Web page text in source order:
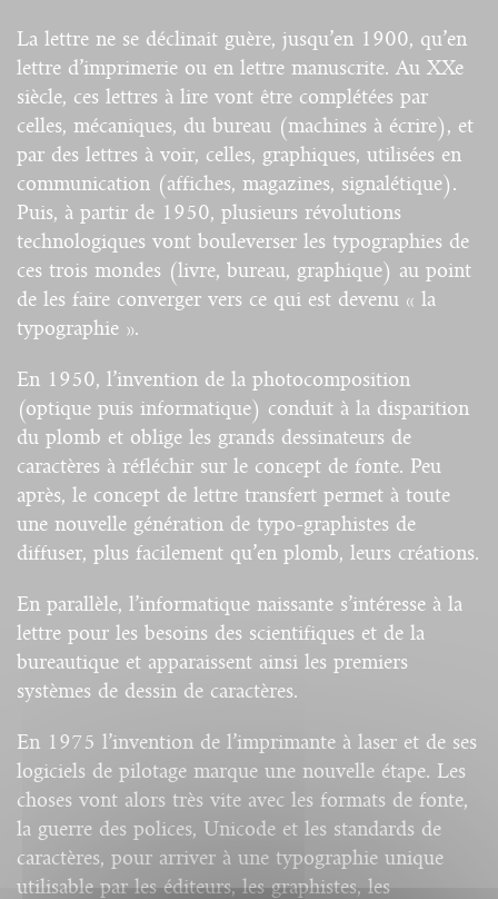
La lettre ne se déclinait guère, jusqu’en 1900, qu’en
lettre d’imprimerie ou en lettre manuscrite. Au XXe
siècle, ces lettres à lire vont être complétées par
celles, mécaniques, du bureau (machines à écrire), et
par des lettres à voir, celles, graphiques, utilisées en
communication (affiches, magazines, signalétique).
Puis, à partir de 1950, plusieurs révolutions
technologiques vont bouleverser les typographies de
ces trois mondes (livre, bureau, graphique) au point
de les faire converger vers ce qui est devenu « la
typographie ».
En 1950, l’invention de la photocomposition
(optique puis informatique) conduit à la disparition
du plomb et oblige les grands dessinateurs de
caractères à réfléchir sur le concept de fonte. Peu
après, le concept de lettre transfert permet à toute
une nouvelle génération de typo-graphistes de
diffuser, plus facilement qu’en plomb, leurs créations.
En parallèle, l’informatique naissante s’intéresse à la
lettre pour les besoins des scientifiques et de la
bureautique et apparaissent ainsi les premiers
systèmes de dessin de caractères.
En 1975 l’invention de l’imprimante à laser et de ses
logiciels de pilotage marque une nouvelle étape. Les
choses vont alors très vite avec les formats de fonte,
la guerre des polices, Unicode et les standards de
caractères, pour arriver à une typographie unique
utilisable par les éditeurs, les graphistes, les